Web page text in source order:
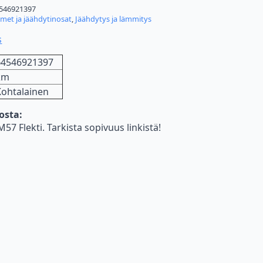
ja jäähdytinosat, Jäähdytys ja lämmitys
Flekti. Tarkista sopivuus linkistä!